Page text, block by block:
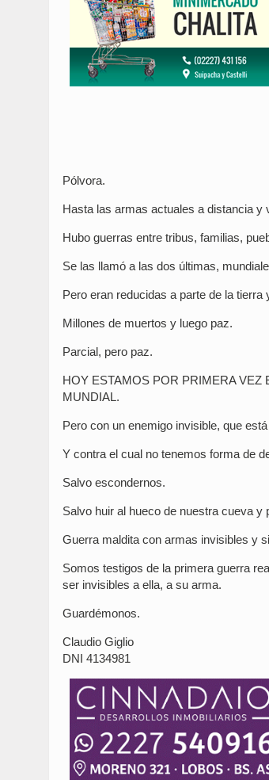
Pólvora.
Hasta las armas actuales a distancia y
Hubo guerras entre tribus, familias,
Se las llamó a las dos últimas,
Pero eran reducidas a parte de la
Millones de muertos y luego paz.
Parcial, pero paz.
HOY ESTAMOS POR PRIMERA VEZ
MUNDIAL.
Pero con un enemigo invisible, que
Y contra el cual no tenemos forma de
Salvo escondernos.
Salvo huir al hueco de nuestra cueva
Guerra maldita con armas invisibles y
Somos testigos de la primera guerra
ser invisibles a ella, a su arma.
Guardémonos.
Claudio Giglio
DNI 4134981